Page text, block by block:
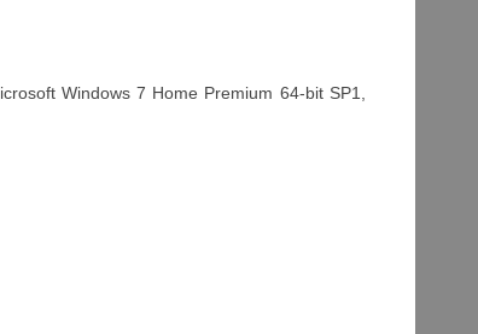
Windows 7 Home Premium 64-bit SP1,